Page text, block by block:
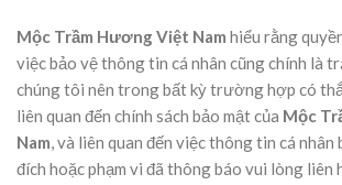
Mộc Trầm Hương Việt Nam hiểu rằng
việc bảo vệ thông tin cá nhân cũng chính là
chúng tôi nên trong bất kỳ trường hợp có
liên quan đến chính sách bảo mật của Mộc
Nam, và liên quan đến việc thông tin cá nhân
đích hoặc phạm vi đã thông báo vui lòng liên